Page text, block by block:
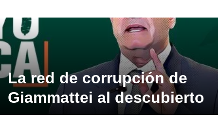
La red de corrupción de
Giammattei al descubierto